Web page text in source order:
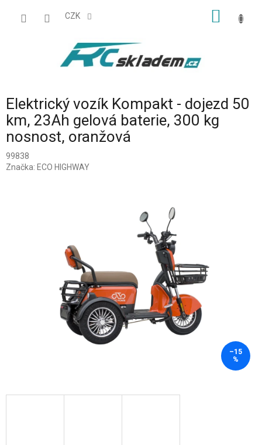
CZK
Elektrický vozík Kompakt - dojezd 50
km, 23Ah gelová baterie, 300 kg
nosnost, oranžová
99838
Značka: ECO HIGHWAY
–15
%